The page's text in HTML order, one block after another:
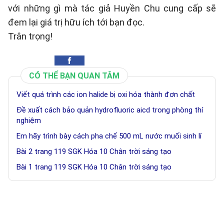
với những gì mà tác giả Huyền Chu cung cấp sẽ
đem lại giá trị hữu ích tới bạn đọc.
Trân trọng!
CÓ THỂ BẠN QUAN TÂM
Viết quá trình các ion halide bị oxi hóa thành đơn chất
Đề xuất cách bảo quản hydrofluoric aicd trong phòng thí
nghiệm
Em hãy trình bày cách pha chế 500 mL nước muối sinh lí
Bài 2 trang 119 SGK Hóa 10 Chân trời sáng tạo
Bài 1 trang 119 SGK Hóa 10 Chân trời sáng tạo